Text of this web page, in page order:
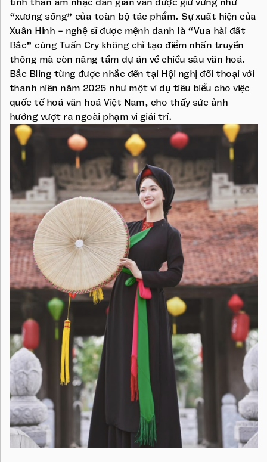
“xương sống” của toàn bộ tác phẩm. Sự xuất hiện của
Xuân Hinh - nghệ sĩ được mệnh danh là “Vua hài đất
Bắc” cùng Tuấn Cry không chỉ tạo điểm nhấn truyền
thông mà còn nâng tầm dự án về chiều sâu văn hoá.
Bắc Bling từng được nhắc đến tại Hội nghị đối thoại với
thanh niên năm 2025 như một ví dụ tiêu biểu cho việc
quốc tế hoá văn hoá Việt Nam, cho thấy sức ảnh
hưởng vượt ra ngoài phạm vi giải trí.